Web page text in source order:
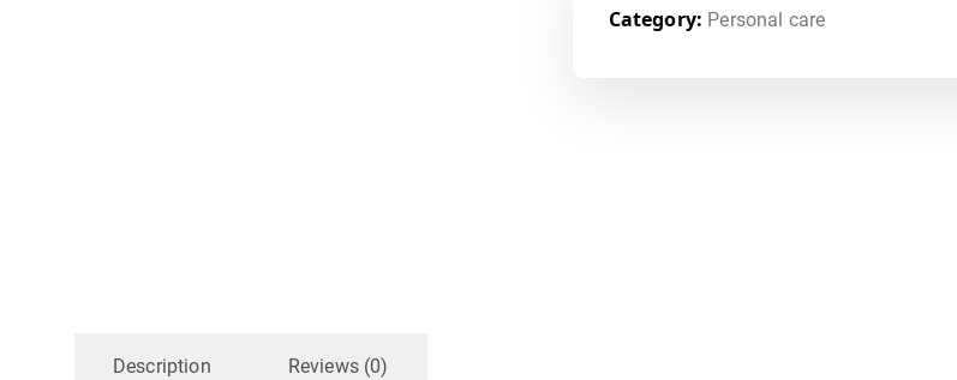
Category: Personal care
Description Reviews (0)